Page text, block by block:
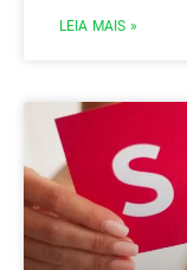
LEIA MAIS »